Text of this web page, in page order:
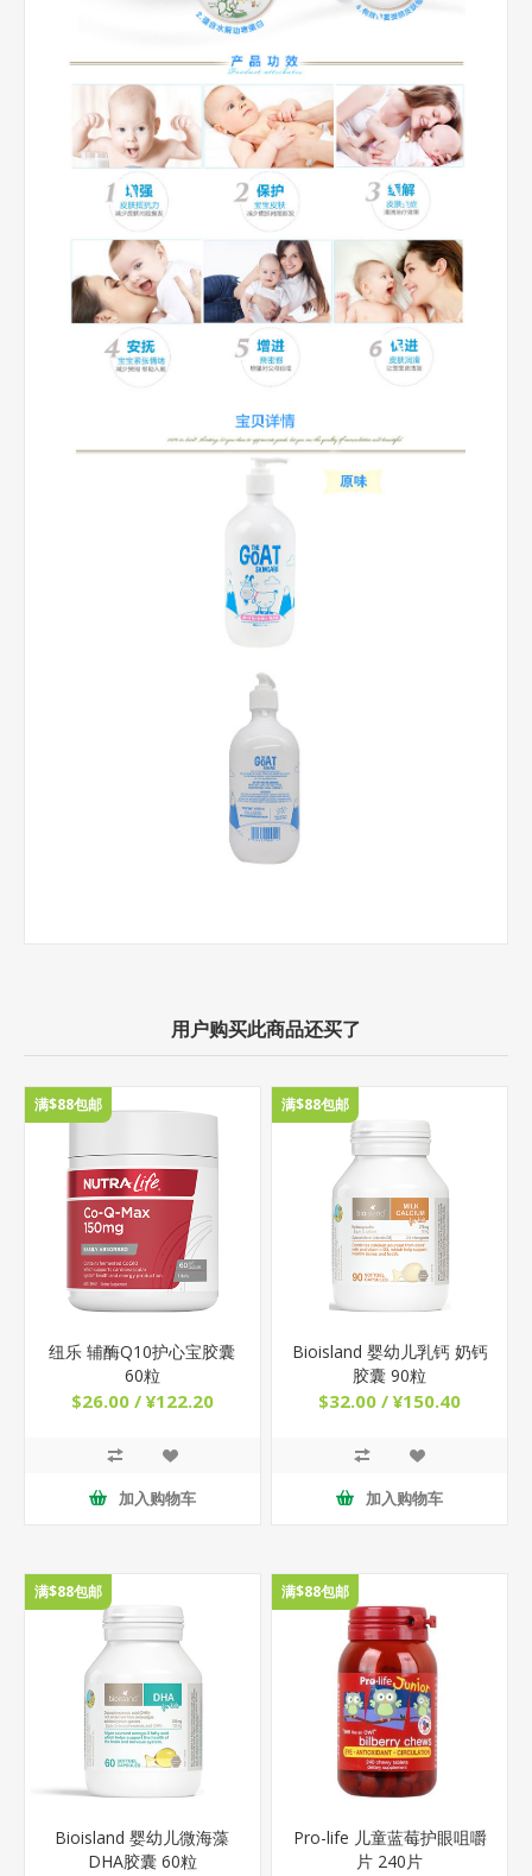
用户购买此商品还买了
满$88包邮
纽乐 辅酶Q10护心宝胶囊
60粒
$26.00 / ¥122.20
加入购物车
满$88包邮
Bioisland 婴幼儿乳钙 奶钙
胶囊 90粒
$32.00 / ¥150.40
加入购物车
满$88包邮
Bioisland 婴幼儿微海藻
DHA胶囊 60粒
满$88包邮
Pro-life 儿童蓝莓护眼咀嚼
片 240片